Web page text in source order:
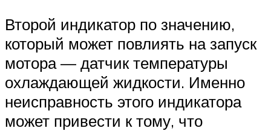
Второй индикатор по значению,
который может повлиять на запуск
мотора — датчик температуры
охлаждающей жидкости. Именно
неисправность этого индикатора
может привести к тому, что